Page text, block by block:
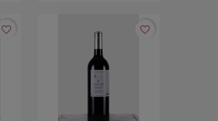
favorite_border favorite_border